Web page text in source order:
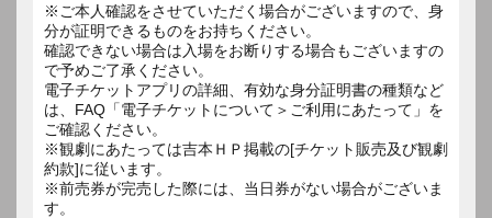
※ご本人確認をさせていただく場合がございますので、身
分が証明できるものをお持ちください。
確認できない場合は入場をお断りする場合もございますの
で予めご了承ください。
電子チケットアプリの詳細、有効な身分証明書の種類など
は、FAQ「電子チケットについて＞ご利用にあたって」を
ご確認ください。
※観劇にあたっては吉本ＨＰ掲載の[チケット販売及び観劇
約款]に従います。
※前売券が完売した際には、当日券がない場合がございま
す。